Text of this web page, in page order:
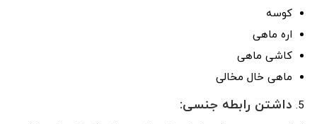
کوسه
اره ماهی
کاشی ماهی
ماهی خال مخالی
داشتن رابطه جنسی: